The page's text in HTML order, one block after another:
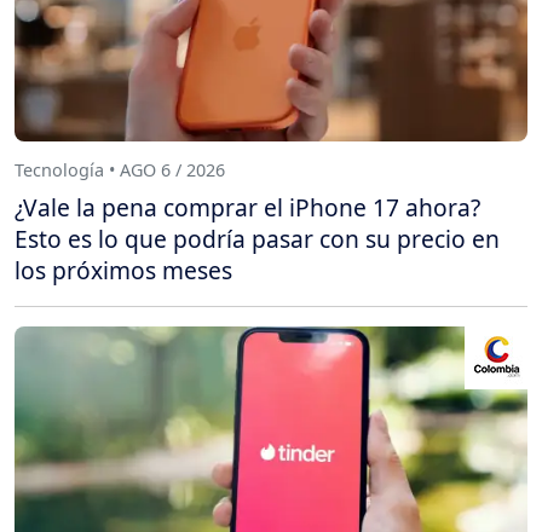
Tecnología • AGO 6 / 2026
¿Vale la pena comprar el iPhone 17 ahora?
Esto es lo que podría pasar con su precio en
los próximos meses